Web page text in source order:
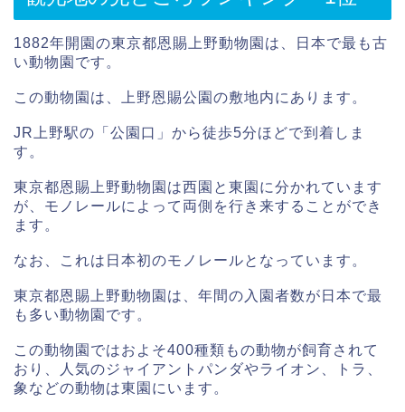
1882年開園の東京都恩賜上野動物園は、日本で最も古
い動物園です。
この動物園は、上野恩賜公園の敷地内にあります。
JR上野駅の「公園口」から徒歩5分ほどで到着しま
す。
東京都恩賜上野動物園は西園と東園に分かれています
が、モノレールによって両側を行き来することができ
ます。
なお、これは日本初のモノレールとなっています。
東京都恩賜上野動物園は、年間の入園者数が日本で最
も多い動物園です。
この動物園ではおよそ400種類もの動物が飼育されて
おり、人気のジャイアントパンダやライオン、トラ、
象などの動物は東園にいます。